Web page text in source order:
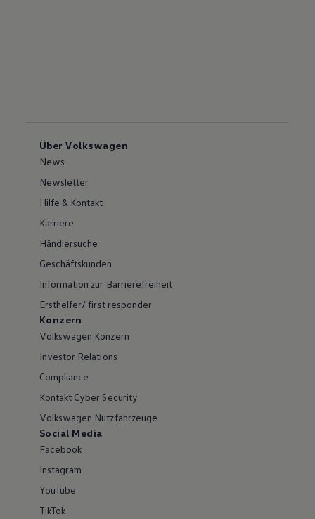
Über Volkswagen
News
Newsletter
Hilfe & Kontakt
Karriere
Händlersuche
Geschäftskunden
Information zur Barrierefreiheit
Ersthelfer/ first responder
Konzern
Volkswagen Konzern
Investor Relations
Compliance
Kontakt Cyber Security
Volkswagen Nutzfahrzeuge
Social Media
Facebook
Instagram
YouTube
TikTok